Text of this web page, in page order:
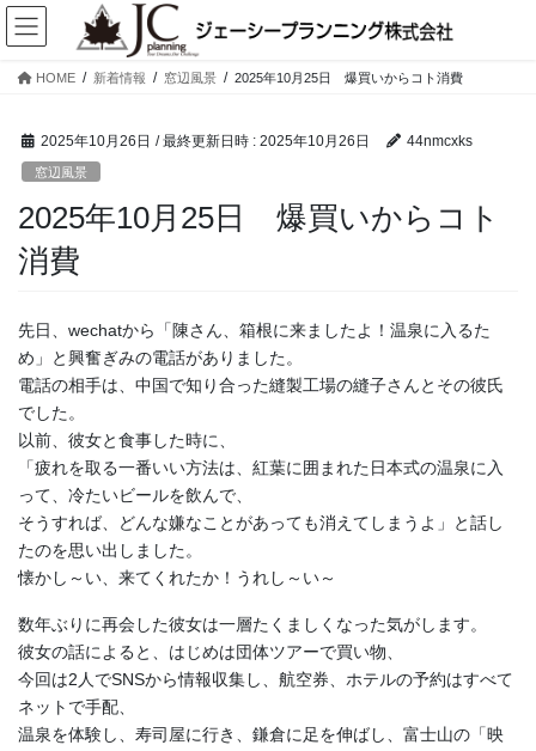
コ
ン
ナ
ビ
HOME 新着情報 窓辺風景 2025年10月25日 爆買いからコト消費
2025年10月26日 / 最終更新日時 : 2025年10月26日 44nmcxks
窓辺風景
2025年10月25日 爆買いからコト
消費
先日、wechatから「陳さん、箱根に来ましたよ！温泉に入るた
め」と興奮ぎみの電話がありました。
電話の相手は、中国で知り合った縫製工場の縫子さんとその彼氏
でした。
以前、彼女と食事した時に、
「疲れを取る一番いい方法は、紅葉に囲まれた日本式の温泉に入
って、冷たいビールを飲んで、
そうすれば、どんな嫌なことがあっても消えてしまうよ」と話し
たのを思い出しました。
懐かし～い、来てくれたか！うれし～い～
数年ぶりに再会した彼女は一層たくましくなった気がします。
彼女の話によると、はじめは団体ツアーで買い物、
今回は2人でSNSから情報収集し、航空券、ホテルの予約はすべて
ネットで手配、
温泉を体験し、寿司屋に行き、鎌倉に足を伸ばし、富士山の「映